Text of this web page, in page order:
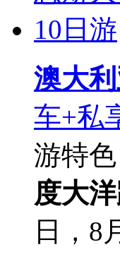
澳大
车+私
游特
度大
日，8